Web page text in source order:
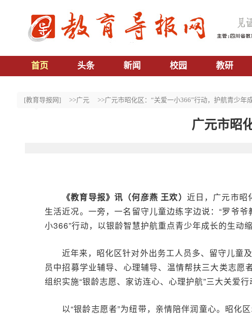
首页 头条 新闻 校园 教研
[教育导报网] >>广元 >>广元市昭化区：“关爱一小366”行动，护航青少年
广元市昭
《教育导报》讯（何彦燕 王欢） 近日，广元市昭
生活近况。一旁，一名留守儿童边练字边说：“罗爷
小366”行动，以银龄智慧护航重点青少年成长的生动缩
近年来，昭化区针对外出务工人员多、留守儿童
员中招募学业辅导、心理辅导、温情帮扶三大类志
组织实施“银龄志愿、家访连心、心理护航”三大关爱
以“银龄志愿者”为纽带，亲情陪伴润童心。昭化